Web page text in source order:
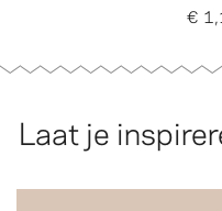
€
Laat je